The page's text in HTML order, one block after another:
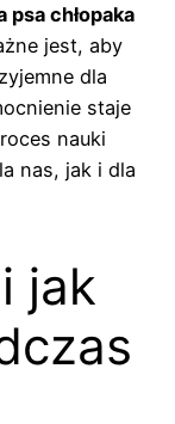
psa chłopaka
jest, aby
dla
staje
nauki
nas, jak i dla
jak